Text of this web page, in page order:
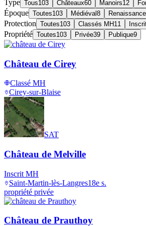
Type Tous103 Châteaux60 Manoirs12
Époque Toutes103 Médiéval 8 Renaissance
Protection Toutes103 Classés MH11
Propriété Toutes103 Privée39 Publique9
Château de Cirey
Classé MH
Cirey-sur-Blaise
SAT
Château de Melville
Inscrit MH
Saint-Martin-lès-Langres18e s.
propriété privée
Château de Prauthoy